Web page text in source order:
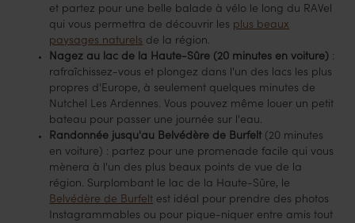
et partez pour une belle balade à vélo le long du RAVel
qui vous permettra de découvrir les plus beaux
paysages naturels de la région.
Nagez au lac de la Haute-Sûre (20 minutes en voiture) :
rafraîchissez-vous et plongez dans l'un des lacs les plus
propres d'Europe, à seulement quelques minutes de
Nutchel Les Ardennes. Vous pouvez même louer un petit
bateau pour passer une journée sur l'eau.
Randonnée jusqu'au Belvédère de Burfelt (20 minutes
en voiture) : partez pour une promenade facile qui vous
mènera à l'un des plus beaux points de vue de la
région. Surplombant le lac de la Haute-Sûre, le
Belvédère de Burfelt est idéal pour prendre des photos
Instagrammables ou pour pique-niquer entre amis tout